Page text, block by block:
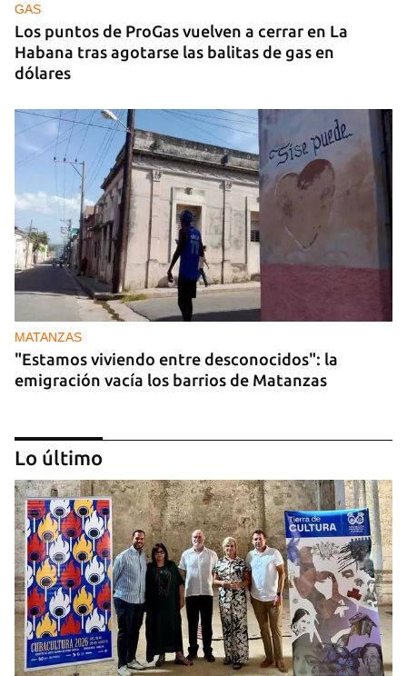
GAS
Los puntos de ProGas vuelven a cerrar en La
Habana tras agotarse las balitas de gas en
dólares
MATANZAS
"Estamos viviendo entre desconocidos": la
emigración vacía los barrios de Matanzas
GASOLINA
En la Vía Blanca surgen puestos de venta de
Lo último